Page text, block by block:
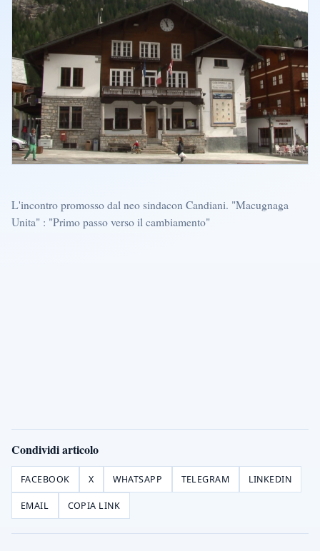
L'incontro promosso dal neo sindacon Candiani. "Macugnaga
Unita" : "Primo passo verso il cambiamento"
Condividi articolo
FACEBOOK X WHATSAPP TELEGRAM LINKEDIN
EMAIL COPIA LINK